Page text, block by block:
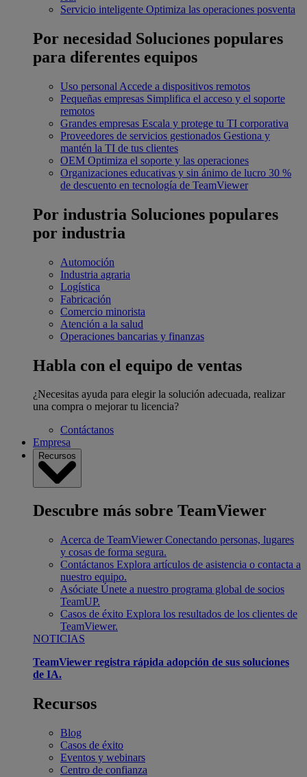
Servicio inteligente Optimiza las operaciones posventa
Por necesidad Soluciones populares
para diferentes equipos
Uso personal Accede a dispositivos remotos
Pequeñas empresas Simplifica el acceso y el soporte
remotos
Grandes empresas Escala y protege tu TI corporativa
Proveedores de servicios gestionados Gestiona y
mantén la TI de tus clientes
OEM Optimiza el soporte y las operaciones
Organizaciones educativas y sin ánimo de lucro 30 %
de descuento en tecnología de TeamViewer
Por industria Soluciones populares
por industria
Automoción
Industria agraria
Logística
Fabricación
Comercio minorista
Atención a la salud
Operaciones bancarias y finanzas
Habla con el equipo de ventas
¿Necesitas ayuda para elegir la solución adecuada, realizar
una compra o mejorar tu licencia?
Contáctanos
Empresa
Recursos
Descubre más sobre TeamViewer
Acerca de TeamViewer Conectando personas, lugares
y cosas de forma segura.
Contáctanos Explora artículos de asistencia o contacta a
nuestro equipo.
Asóciate Únete a nuestro programa global de socios
TeamUP.
Casos de éxito Explora los resultados de los clientes de
TeamViewer.
NOTICIAS
TeamViewer registra rápida adopción de sus soluciones
de IA.
Recursos
Blog
Casos de éxito
Eventos y webinars
Centro de confianza